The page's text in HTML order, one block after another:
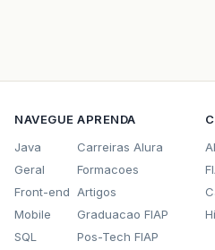
NAVEGUE
Java
Geral
Front-end
Mobile
SQL
APRENDA
Carreiras Alura
Formacoes
Artigos
Graduacao FIAP
Pos-Tech FIAP